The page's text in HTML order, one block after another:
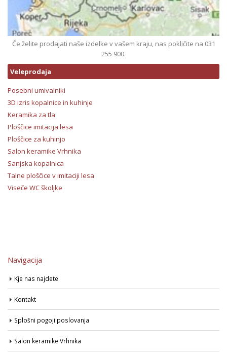
Če želite prodajati naše izdelke v vašem kraju, nas pokličite na 031
255 900.
Veleprodaja
Posebni umivalniki
3D izris kopalnice in kuhinje
Keramika za tla
Ploščice imitacija lesa
Ploščice za kuhinjo
Salon keramike Vrhnika
Sanjska kopalnica
Talne ploščice v imitaciji lesa
Viseče WC školjke
Navigacija
Kje nas najdete
Kontakt
Splošni pogoji poslovanja
Salon keramike Vrhnika